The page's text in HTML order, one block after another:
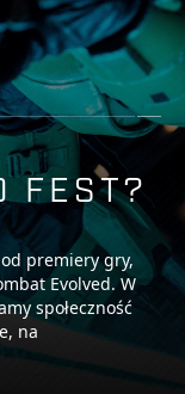
FEST?
premiery gry,
Evolved. W
społeczność
na